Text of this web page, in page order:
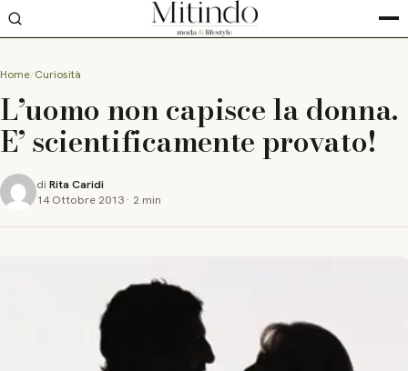
Home Curiosità
L’uomo non capisce la donna.
E’ scientificamente provato!
di Rita Caridi
14 Ottobre 2013 · 2 min